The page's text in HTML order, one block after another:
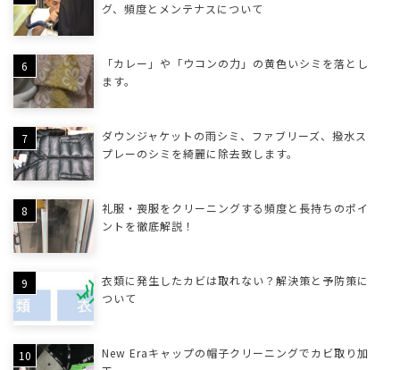
グ、頻度とメンテナスについて
「カレー」や「ウコンの力」の黄色いシミを落とし
ます。
ダウンジャケットの雨シミ、ファブリーズ、撥水ス
プレーのシミを綺麗に除去致します。
礼服・喪服をクリーニングする頻度と長持ちのポイ
ントを徹底解説！
衣類に発生したカビは取れない？解決策と予防策に
ついて
New Eraキャップの帽子クリーニングでカビ取り加